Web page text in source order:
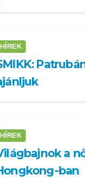
HÍREK
HÍREK
a
ban